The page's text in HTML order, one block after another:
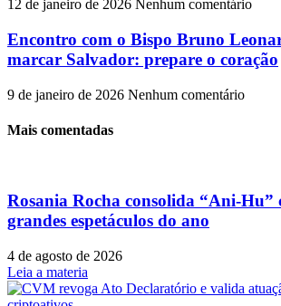
12 de janeiro de 2026 Nenhum comentário
Encontro com o Bispo Bruno
marcar Salvador: prepare o coração
9 de janeiro de 2026 Nenhum comentário
Mais comentadas
Rosania Rocha consolida “Ani-Hu”
grandes espetáculos do ano
4 de agosto de 2026
Leia a materia